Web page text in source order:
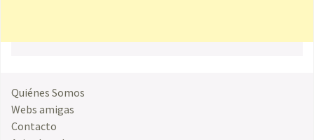
Quiénes Somos
Webs amigas
Contacto